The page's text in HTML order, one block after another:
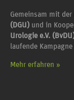
Gemeinsam mit der
(DGU) und in
Urologie e.V.
laufende
Mehr erfahren »